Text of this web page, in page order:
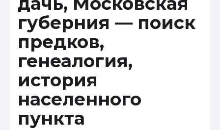
губерния — поиск
предков,
генеалогия,
история
населенного
пункта